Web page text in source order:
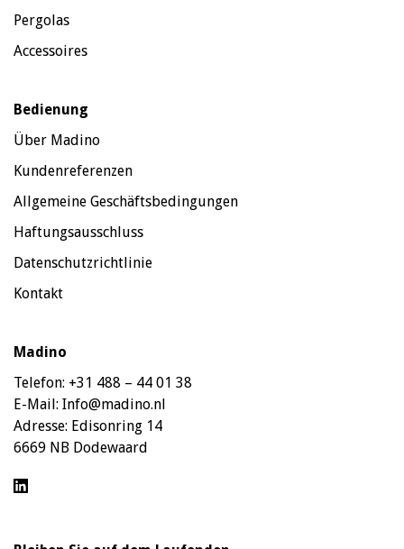
Pergolas
Accessoires
Bedienung
Über Madino
Kundenreferenzen
Allgemeine Geschäftsbedingungen
Haftungsausschluss
Datenschutzrichtlinie
Kontakt
Madino
Telefon: +31 488 – 44 01 38
E-Mail: Info@madino.nl
Adresse: Edisonring 14
6669 NB Dodewaard